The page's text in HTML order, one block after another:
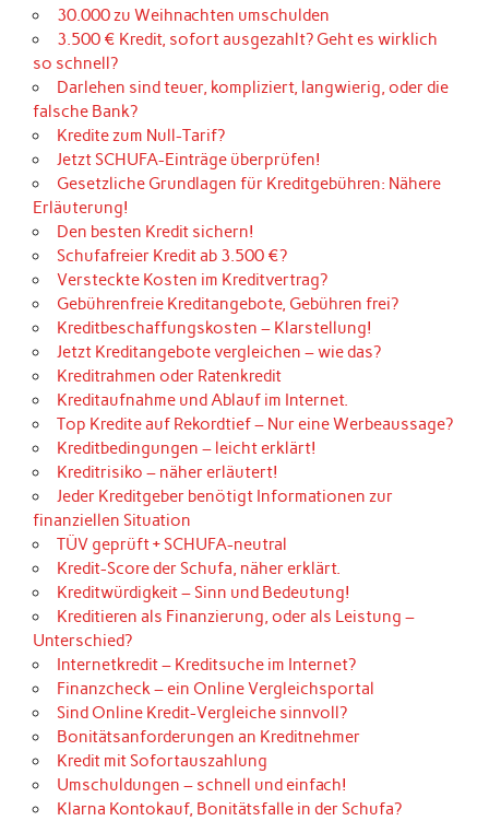
30.000 zu Weihnachten umschulden
3.500 € Kredit, sofort ausgezahlt? Geht es wirklich
so schnell?
Darlehen sind teuer, kompliziert, langwierig, oder die
falsche Bank?
Kredite zum Null-Tarif?
Jetzt SCHUFA-Einträge überprüfen!
Gesetzliche Grundlagen für Kreditgebühren: Nähere
Erläuterung!
Den besten Kredit sichern!
Schufafreier Kredit ab 3.500 €?
Versteckte Kosten im Kreditvertrag?
Gebührenfreie Kreditangebote, Gebühren frei?
Kreditbeschaffungskosten – Klarstellung!
Jetzt Kreditangebote vergleichen – wie das?
Kreditrahmen oder Ratenkredit
Kreditaufnahme und Ablauf im Internet.
Top Kredite auf Rekordtief – Nur eine Werbeaussage?
Kreditbedingungen – leicht erklärt!
Kreditrisiko – näher erläutert!
Jeder Kreditgeber benötigt Informationen zur
finanziellen Situation
TÜV geprüft + SCHUFA-neutral
Kredit-Score der Schufa, näher erklärt.
Kreditwürdigkeit – Sinn und Bedeutung!
Kreditieren als Finanzierung, oder als Leistung –
Unterschied?
Internetkredit – Kreditsuche im Internet?
Finanzcheck – ein Online Vergleichsportal
Sind Online Kredit-Vergleiche sinnvoll?
Bonitätsanforderungen an Kreditnehmer
Kredit mit Sofortauszahlung
Umschuldungen – schnell und einfach!
Klarna Kontokauf, Bonitätsfalle in der Schufa?